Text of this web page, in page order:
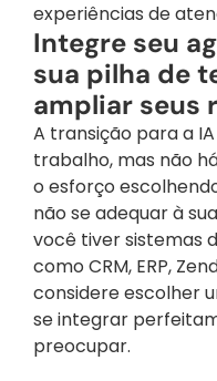
experiências de
Integre seu
sua pilha de
ampliar seus
A transição para a
trabalho, mas não
o esforço
não se adequar à
você tiver sistemas
como CRM, ERP,
considere escolher
se integrar
preocupar.